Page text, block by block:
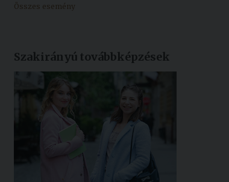
Összes esemény
Szakirányú továbbképzések